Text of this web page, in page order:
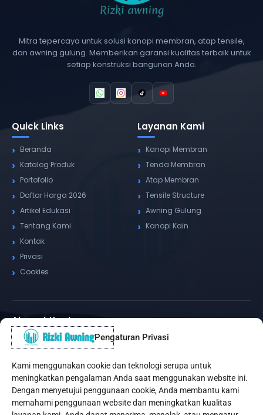
Pengaturan Privasi
Kami menggunakan cookie dan teknologi serupa untuk
meningkatkan pengalaman Anda saat menggunakan website ini.
Dengan menyetujui penggunaan cookie, Anda membantu kami
memahami penggunaan website dan meningkatkan kualitas
Mitra tepercaya untuk solusi kanopi membran, atap tensile,
dan awning gulung. Memberikan garansi kualitas terbaik untuk
setiap konstruksi bangunan Anda.
Quick Links
Beranda
Katalog Produk
Portofolio
Daftar Harga 2026
Artikel Edukasi
Tentang Kami
Kontak
Privasi
Cookies
Layanan Kami
Kanopi Membran
Tenda Membran
Atap Membran
Tensile Structure
Awning Gulung
Kanopi Kain
Alamat Kantor
✆ WhatsApp / Telepon
Pusat Sukabumi
Sukamanis, Kadudampit, Sukabumi
Cabang Jakarta